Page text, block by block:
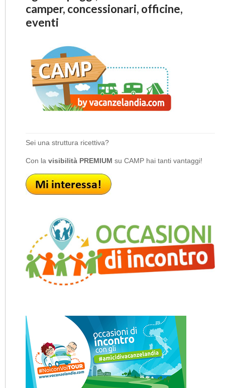
camper, concessionari, officine,
eventi
Sei una struttura ricettiva?
Con la visibilità PREMIUM su CAMP hai tanti vantaggi!